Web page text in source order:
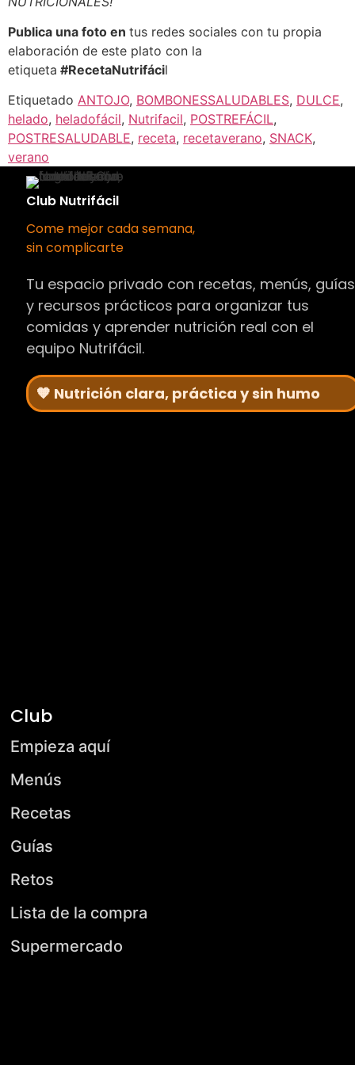
Publica una foto en tus redes sociales con tu propia
elaboración de este plato con la
etiqueta #RecetaNutrifácil
Etiquetado ANTOJO, BOMBONESSALUDABLES, DULCE,
helado, heladofácil, Nutrifacil, POSTREFÁCIL,
POSTRESALUDABLE, receta, recetaverano, SNACK,
verano
Club Nutrifácil
Come mejor cada semana,
sin complicarte
Tu espacio privado con recetas, menús, guías
y recursos prácticos para organizar tus
comidas y aprender nutrición real con el
equipo Nutrifácil.
🧡 Nutrición clara, práctica y sin humo
Club
Empieza aquí
Menús
Recetas
Guías
Retos
Lista de la compra
Supermercado